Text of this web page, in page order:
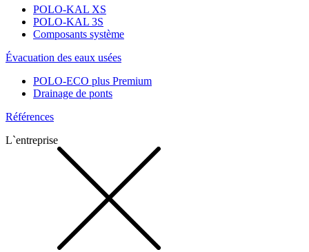
POLO-KAL XS
POLO-KAL 3S
Composants système
Évacuation des eaux usées
POLO-ECO plus Premium
Drainage de ponts
Références
L`entreprise